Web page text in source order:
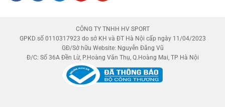
CÔNG TY TNHH HV SPORT
GPKD số 0110317923 do sở KH và ĐT Hà Nội cấp ngày 11/04/2023
GĐ/Sở hữu Website: Nguyễn Đăng Vũ
Đ/C: Số 36A Đền Lừ, P.Hoàng Văn Thụ, Q.Hoàng Mai, TP Hà Nội